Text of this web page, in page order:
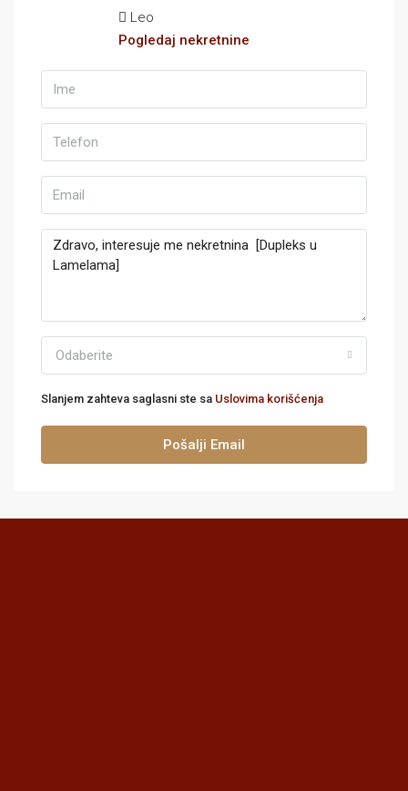
Leo
Pogledaj nekretnine
Odaberite
Slanjem zahteva saglasni ste sa Uslovima korišćenja
Pošalji Email